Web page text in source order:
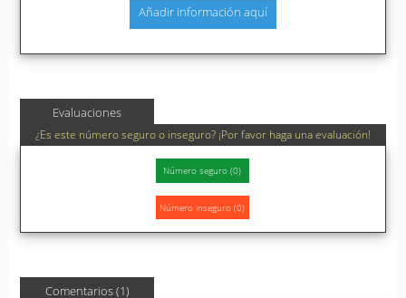
Añadir información aquí
Evaluaciones
¿Es este número seguro o inseguro? ¡Por favor haga una evaluación!
Comentarios (1)